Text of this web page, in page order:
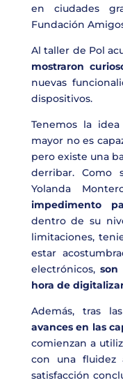
en ciudades
Fundación
Al taller de Pol
mostraron
nuevas
dispositivos.
Tenemos la
mayor no es
pero existe una
derribar. Como
Yolanda
impedimento
dentro de su
limitaciones,
estar
electrónicos,son
hora de
Además, tras
avances en las
comienzan a
con una fluidez
satisfacción